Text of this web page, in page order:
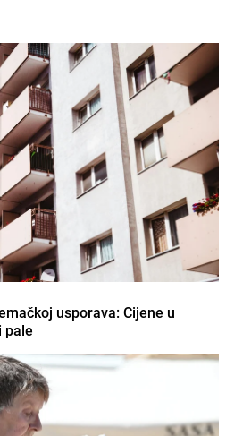
usporava: Cijene u
pale